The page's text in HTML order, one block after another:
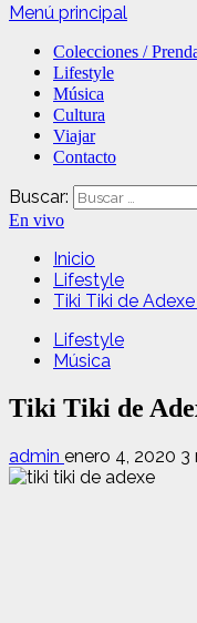
Menú principal
Colecciones /
Lifestyle
Música
Cultura
Viajar
Contacto
Buscar:
En vivo
Inicio
Lifestyle
Tiki Tiki de
Lifestyle
Música
Tiki Tiki de
admin enero 4, 2020 3